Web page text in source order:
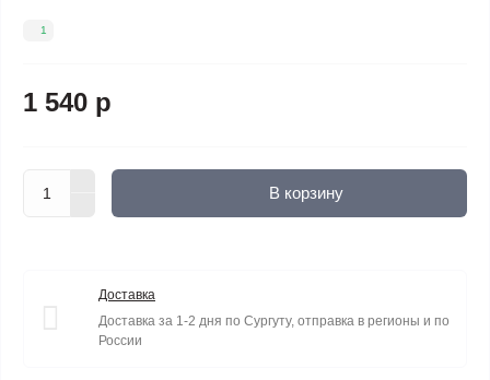
1
1 540 р
В корзину
Доставка
Доставка за 1-2 дня по Сургуту, отправка в регионы и по
России